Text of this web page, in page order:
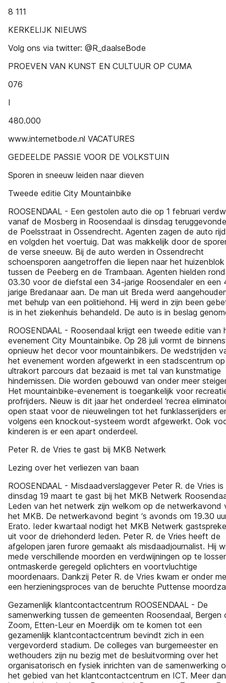
8 111
KERKELIJK NIEUWS
Volg ons via twitter: @R_daalseBode
PROEVEN VAN KUNST EN CULTUUR OP CUMA
076
I
480.000
www.internetbode.nl VACATURES
GEDEELDE PASSIE VOOR DE VOLKSTUIN
Sporen in sneeuw leiden naar dieven
Tweede editie City Mountainbike
ROOSENDAAL - Een gestolen auto die op 1 februari
vanaf de Mosberg in Roosendaal is dinsdag
de Poelsstraat in Ossendrecht. Agenten zagen de auto
en volgden het voertuig. Dat was makkelijk door de
de verse sneeuw. Bij de auto werden in Ossendrecht
schoensporen aangetroffen die liepen naar het huizenblok
tussen de Peeberg en de Trambaan. Agenten hielden rond
03.30 voor de diefstal een 34-jarige Roosendaler en een
jarige Bredanaar aan. De man uit Breda werd
met behulp van een politiehond. Hij werd in zijn been
is in het ziekenhuis behandeld. De auto is in beslag
ROOSENDAAL - Roosendaal krijgt een tweede editie van
evenement City Mountainbike. Op 28 juli vormt de
opnieuw het decor voor mountainbikers. De wedstrijden
het evenement worden afgewerkt in een stadscentrum
ultrakort parcours dat bezaaid is met tal van kunstmatige
hindernissen. Die worden gebouwd van onder meer
Het mountainbike-evenement is toegankelijk voor
profrijders. Nieuw is dit jaar het onderdeel ‘recrea
open staat voor de nieuwelingen tot het funklasserijders
volgens een knockout-systeem wordt afgewerkt. Ook
kinderen is er een apart onderdeel.
Peter R. de Vries te gast bij MKB Netwerk
Lezing over het verliezen van baan
ROOSENDAAL - Misdaadverslaggever Peter R. de Vries is
dinsdag 19 maart te gast bij het MKB Netwerk
Leden van het netwerk zijn welkom op de netwerkavond
het MKB. De netwerkavond begint ‘s avonds om 19.30
Erato. Ieder kwartaal nodigt het MKB Netwerk
uit voor de driehonderd leden. Peter R. de Vries heeft de
afgelopen jaren furore gemaakt als misdaadjournalist. Hij
mede verschillende moorden en verdwijningen op te
ontmaskerde geregeld oplichters en voortvluchtige
moordenaars. Dankzij Peter R. de Vries kwam er onder
een herzieningsproces van de beruchte Puttense
Gezamenlijk klantcontactcentrum ROOSENDAAL - De
samenwerking tussen de gemeenten Roosendaal, Bergen
Zoom, Etten-Leur en Moerdijk om te komen tot een
gezamenlijk klantcontactcentrum bevindt zich in een
vergevorderd stadium. De colleges van burgemeester en
wethouders zijn nu bezig met de besluitvorming over het
organisatorisch en fysiek inrichten van de samenwerking
het gebied van het klantcontactcentrum en ICT. Meer